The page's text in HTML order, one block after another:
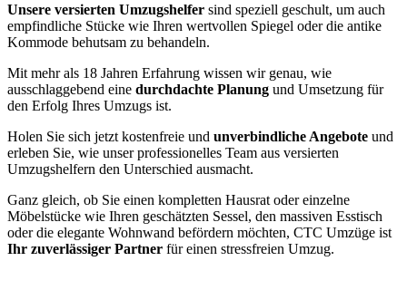
Unsere versierten Umzugshelfer sind speziell geschult, um auch
empfindliche Stücke wie Ihren wertvollen Spiegel oder die antike
Kommode behutsam zu behandeln.
Mit mehr als 18 Jahren Erfahrung wissen wir genau, wie
ausschlaggebend eine durchdachte Planung und Umsetzung für
den Erfolg Ihres Umzugs ist.
Holen Sie sich jetzt kostenfreie und unverbindliche Angebote und
erleben Sie, wie unser professionelles Team aus versierten
Umzugshelfern den Unterschied ausmacht.
Ganz gleich, ob Sie einen kompletten Hausrat oder einzelne
Möbelstücke wie Ihren geschätzten Sessel, den massiven Esstisch
oder die elegante Wohnwand befördern möchten, CTC Umzüge ist
Ihr zuverlässiger Partner für einen stressfreien Umzug.